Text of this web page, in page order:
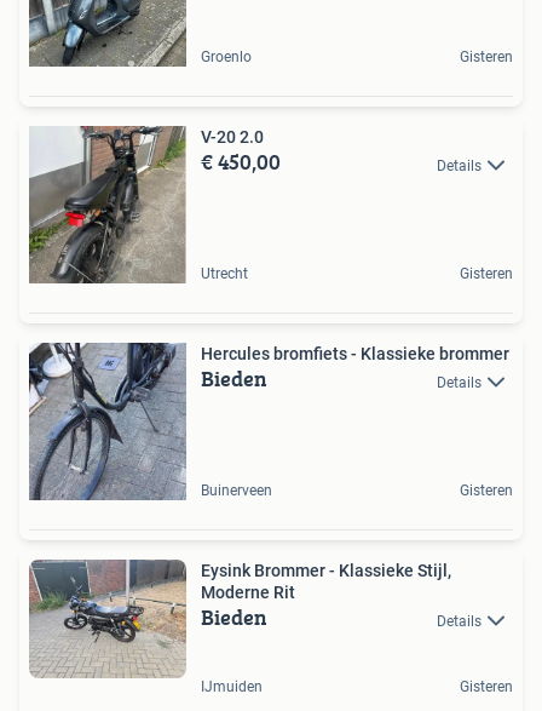
Groenlo Gisteren
V-20 2.0
€ 450,00 Details
Utrecht Gisteren
Hercules bromfiets - Klassieke brommer
Bieden Details
Buinerveen Gisteren
Eysink Brommer - Klassieke Stijl,
Moderne Rit
Bieden Details
IJmuiden Gisteren